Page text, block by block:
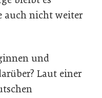
auch nicht weiter
und
Laut einer